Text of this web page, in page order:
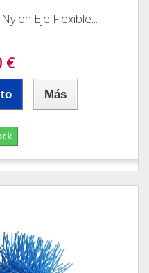
Eje Flexible...
€
Más